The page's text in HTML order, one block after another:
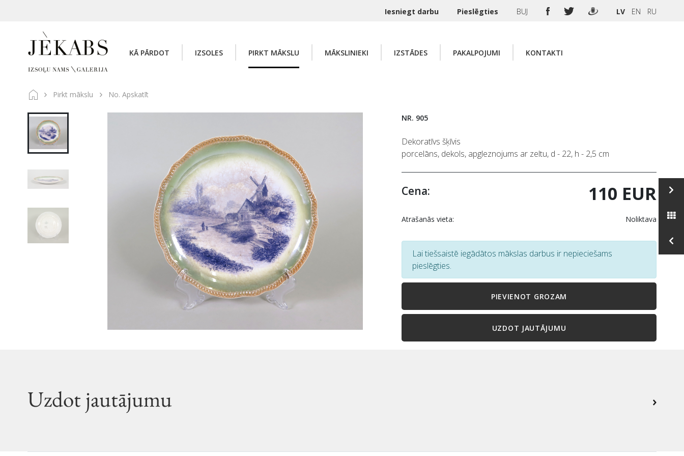
Iesniegt darbu Pieslēgties BUJ LV EN RU
KĀ PĀRDOT IZSOLES PIRKT MĀKSLU MĀKSLINIEKI IZSTĀDES PAKALPOJUMI KONTAKTI
Pirkt mākslu No. Apskatīt
NR. 905
Dekoratīvs šķīvis
porcelāns, dekols, apgleznojums ar zeltu, d - 22, h - 2,5 cm
Cena: 110 EUR
Atrašanās vieta: Noliktava
Lai tiešsaistē iegādātos mākslas darbus ir nepieciešams
pieslēgties.
PIEVIENOT GROZAM
UZDOT JAUTĀJUMU
Uzdot jautājumu